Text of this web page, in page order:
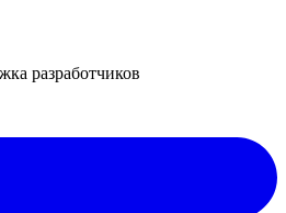
разработчиков